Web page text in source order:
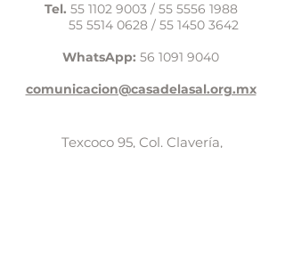
Tel. 55 1102 9003 / 55 5556 1988
55 5514 0628/ 55 1450 3642
WhatsApp: 56 1091 9040
comunicacion@casadelasal.org.mx
Texcoco 95, Col. Clavería,